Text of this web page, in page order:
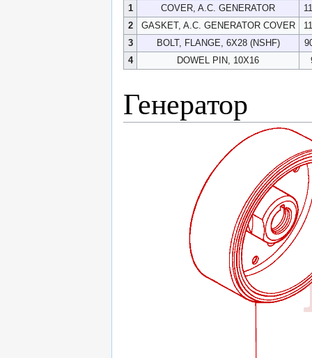
1
COVER, A.C. GENERATOR
2
GASKET, A.C. GENERATOR COVER
3
BOLT, FLANGE, 6X28 (NSHF)
4
DOWEL PIN, 10X16
Генератор